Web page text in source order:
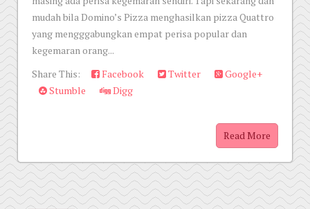
mudah bila Domino’s Pizza menghasilkan pizza Quattro
yang mengggabungkan empat perisa popular dan
kegemaran orang...
Share This:
Facebook Twitter
Google+
Stumble
Digg
Read More